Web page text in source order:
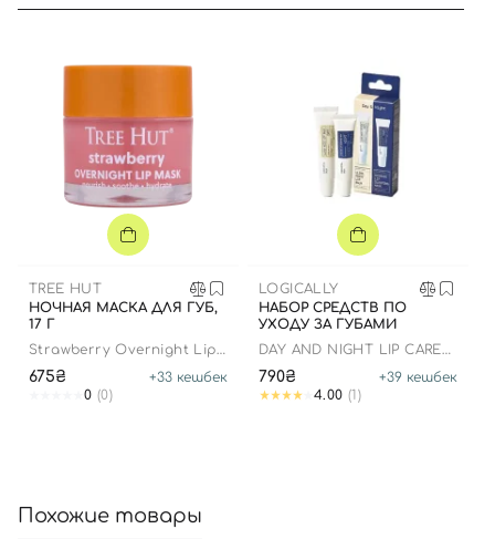
TREE HUT
НОЧНАЯ МАСКА ДЛЯ ГУБ,
17 Г
Strawberry Overnight Lip
675₴ +33 кешбек
0 (0)
LOGICALLY
НАБОР СРЕДСТВ ПО
УХОДУ ЗА ГУБАМИ
DAY AND NIGHT LIP CARE
790₴ +39 кешбек
4.00 (1)
Похожие товары
Вход Регистрация
Номер телефона
Отправляя форму для авторизации/регистрации, вы
принимаете условия Пользовательские соглашения
Далее